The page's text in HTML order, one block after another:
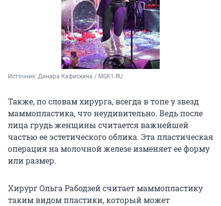
Источник: Динара Кафискина / MSK1.RU
Также, по словам хирурга, всегда в топе у звезд
маммопластика, что неудивительно. Ведь после
лица грудь женщины считается важнейшей
частью ее эстетического облика. Эта пластическая
операция на молочной железе изменяет ее форму
или размер.
Хирург Ольга Рабодзей считает маммопластику
таким видом пластики, который может